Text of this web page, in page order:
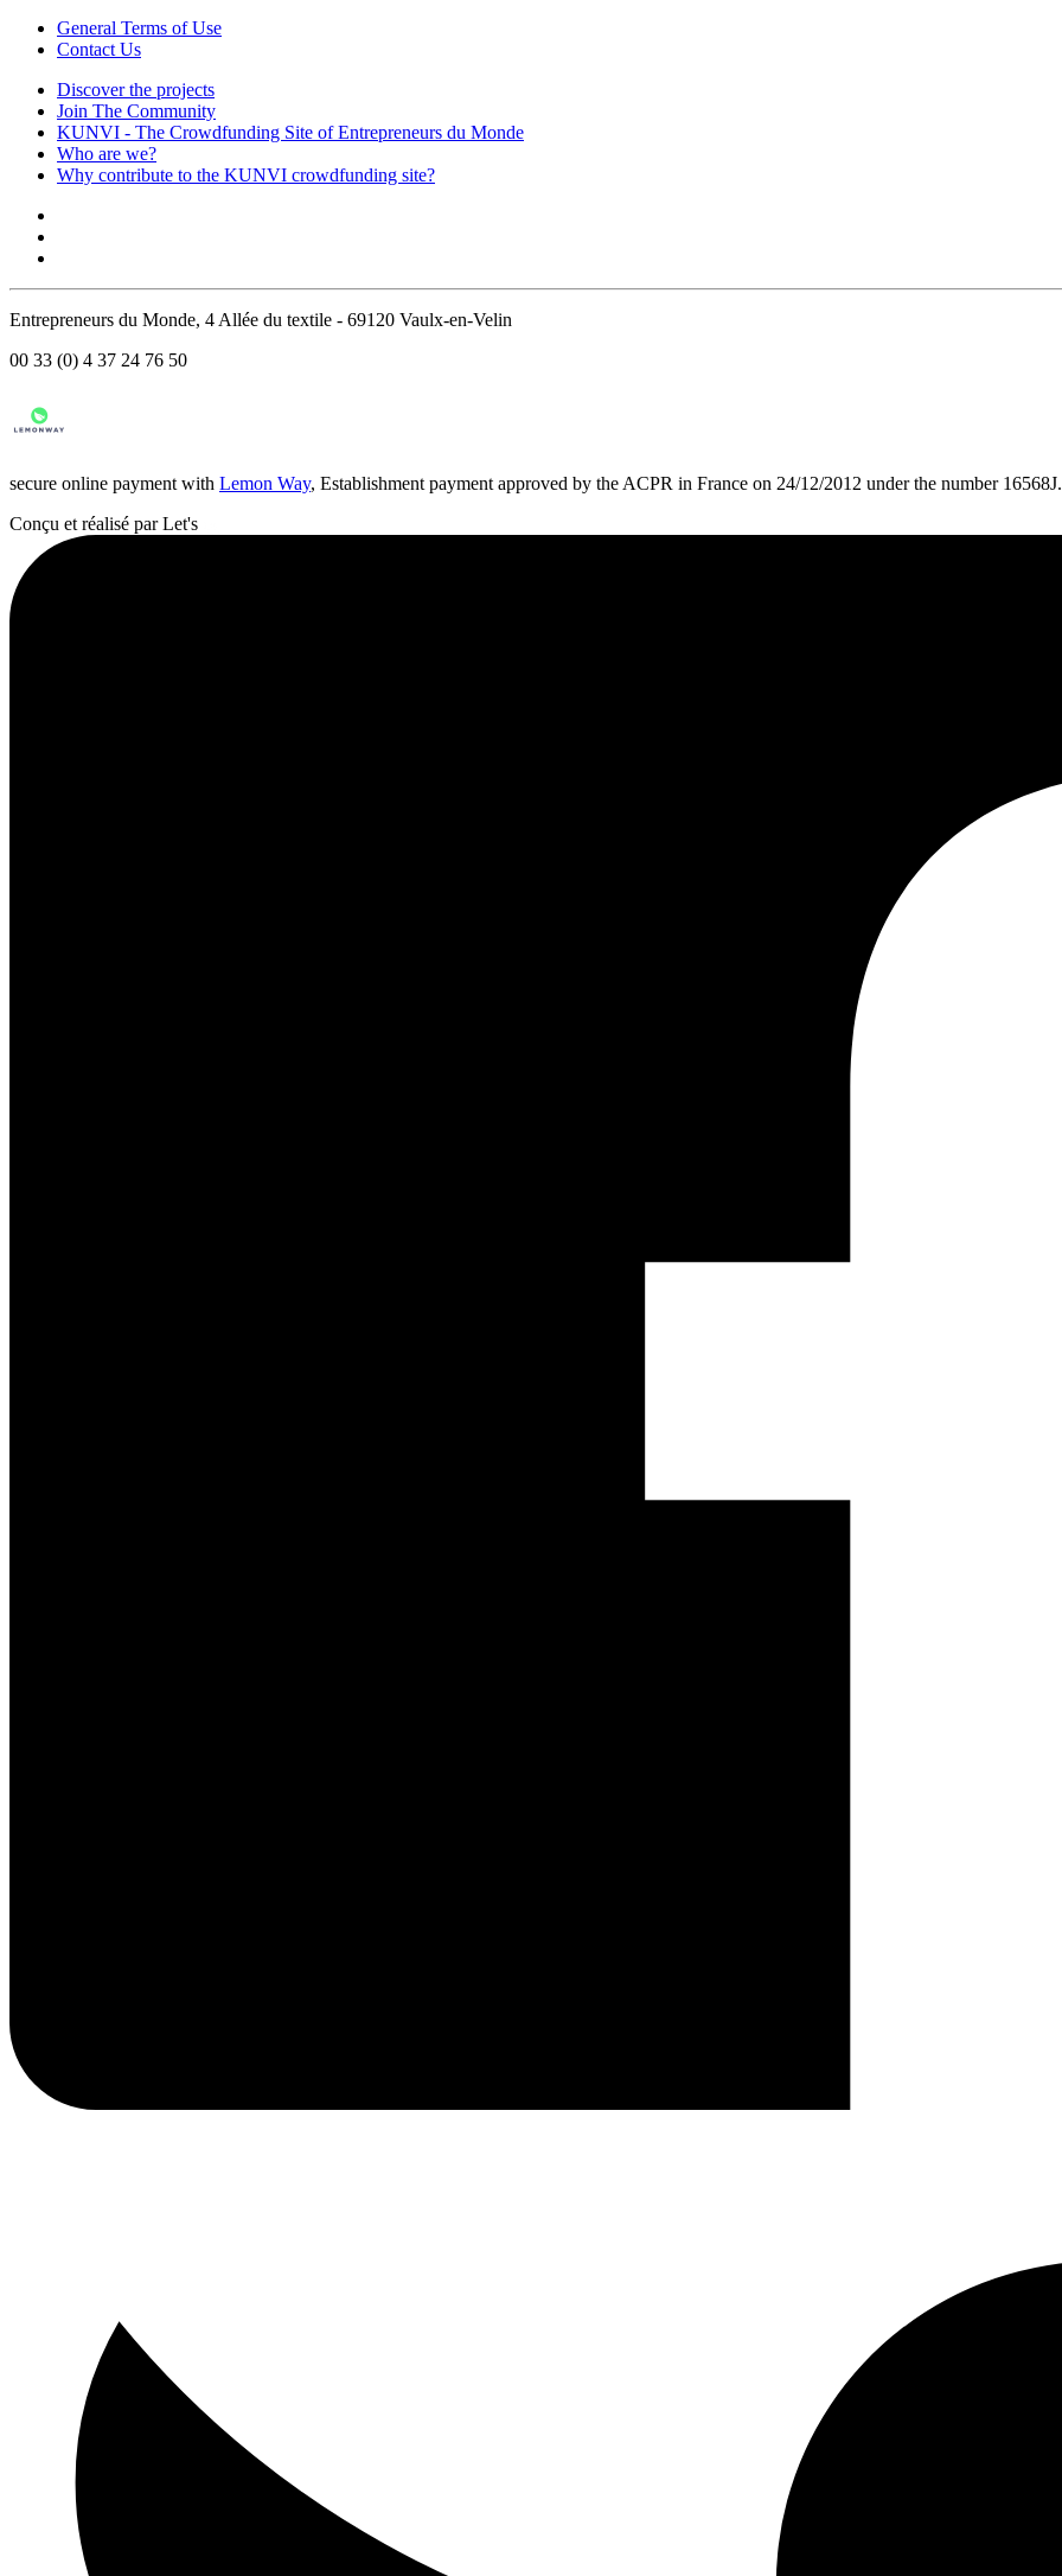
General Terms of Use
Contact Us
Discover the projects
Join The Community
KUNVI - The Crowdfunding Site of Entrepreneurs du Monde
Who are we?
Why contribute to the KUNVI crowdfunding site?
Entrepreneurs du Monde, 4 Allée du textile - 69120 Vaulx-en-Velin
00 33 (0) 4 37 24 76 50
secure online payment with Lemon Way, Establishment payment approved by the ACPR in France on 24/12/2012 under the number 16568J.
Conçu et réalisé par Let's